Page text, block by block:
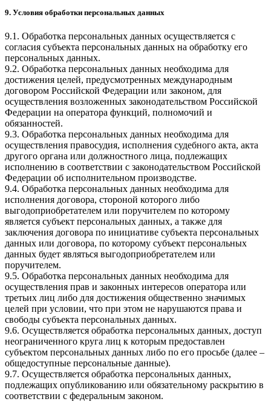
9. Условия обработки персональных данных
9.1. Обработка персональных данных осуществляется с
согласия субъекта персональных данных на обработку его
персональных данных.
9.2. Обработка персональных данных необходима для
достижения целей, предусмотренных международным
договором Российской Федерации или законом, для
осуществления возложенных законодательством Российской
Федерации на оператора функций, полномочий и
обязанностей.
9.3. Обработка персональных данных необходима для
осуществления правосудия, исполнения судебного акта, акта
другого органа или должностного лица, подлежащих
исполнению в соответствии с законодательством Российской
Федерации об исполнительном производстве.
9.4. Обработка персональных данных необходима для
исполнения договора, стороной которого либо
выгодоприобретателем или поручителем по которому
является субъект персональных данных, а также для
заключения договора по инициативе субъекта персональных
данных или договора, по которому субъект персональных
данных будет являться выгодоприобретателем или
поручителем.
9.5. Обработка персональных данных необходима для
осуществления прав и законных интересов оператора или
третьих лиц либо для достижения общественно значимых
целей при условии, что при этом не нарушаются права и
свободы субъекта персональных данных.
9.6. Осуществляется обработка персональных данных, доступ
неограниченного круга лиц к которым предоставлен
субъектом персональных данных либо по его просьбе (далее –
общедоступные персональные данные).
9.7. Осуществляется обработка персональных данных,
подлежащих опубликованию или обязательному раскрытию в
соответствии с федеральным законом.